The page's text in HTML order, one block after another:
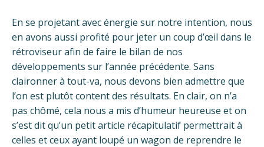
En se projetant avec énergie sur notre intention, nous
en avons aussi profité pour jeter un coup d’œil dans le
rétroviseur afin de faire le bilan de nos
développements sur l’année précédente. Sans
claironner à tout-va, nous devons bien admettre que
l’on est plutôt content des résultats. En clair, on n’a
pas chômé, cela nous a mis d’humeur heureuse et on
s’est dit qu’un petit article récapitulatif permettrait à
celles et ceux ayant loupé un wagon de reprendre le